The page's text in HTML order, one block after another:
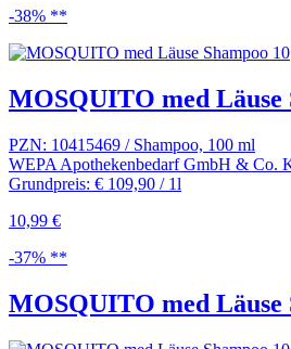
-38% **
MOSQUITO med Läuse
PZN: 10415469 / Shampoo, 100 ml
WEPA Apothekenbedarf GmbH & Co.
Grundpreis: € 109,90 / 1l
10,99 €
-37% **
MOSQUITO med Läuse